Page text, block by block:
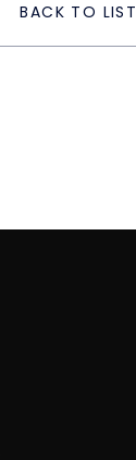
BACK TO LIST